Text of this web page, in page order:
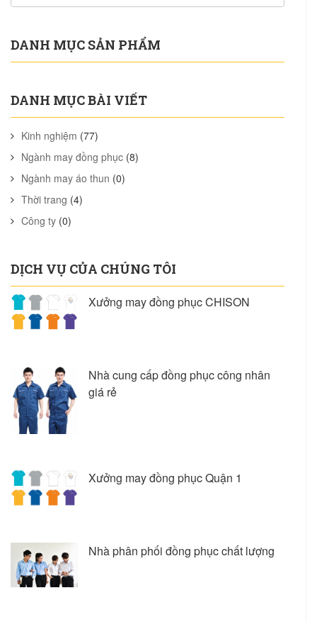
DANH MỤC SẢN PHẨM
DANH MỤC BÀI VIẾT
Kinh nghiệm (77)
Ngành may đồng phục (8)
Ngành may áo thun (0)
Thời trang (4)
Công ty (0)
DỊCH VỤ CỦA CHÚNG TÔI
Xưởng may đồng phục CHISON
Nhà cung cấp đồng phục công nhân
giá rẻ
Xưởng may đồng phục Quận 1
Nhà phân phối đồng phục chất lượng